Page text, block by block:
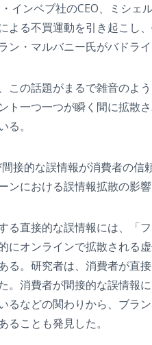
ンベブ社のCEO、ミシェ
る不買運動を引き起こし
・マルバニー氏がバドラ
の話題がまるで雑音のよ
一つ一つが瞬く間に拡散
。
接的な誤情報が消費者の信
における誤情報拡散の影響
直接的な誤情報には、「
オンラインで拡散される
。研究者は、消費者が直
消費者が間接的な誤情報
などの関わりから、ブラ
ことも発見した。